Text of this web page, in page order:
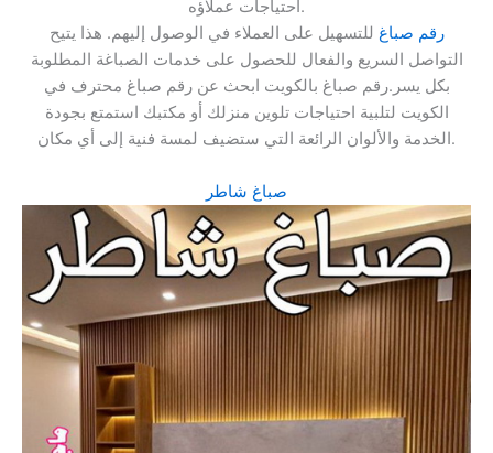
احتياجات عملاؤه.
رقم صباغ للتسهيل على العملاء في الوصول إليهم. هذا يتيح
التواصل السريع والفعال للحصول على خدمات الصباغة المطلوبة
بكل يسر.رقم صباغ بالكويت ابحث عن رقم صباغ محترف في
الكويت لتلبية احتياجات تلوين منزلك أو مكتبك استمتع بجودة
الخدمة والألوان الرائعة التي ستضيف لمسة فنية إلى أي مكان.
صباغ شاطر